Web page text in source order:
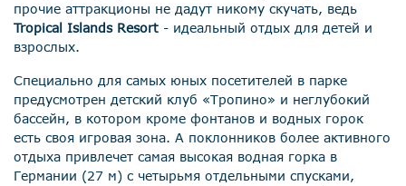
прочие аттракционы не дадут никому скучать, ведь
Tropical Islands Resort - идеальный отдых для детей и
взрослых.
Специально для самых юных посетителей в парке
предусмотрен детский клуб «Тропино» и неглубокий
бассейн, в котором кроме фонтанов и водных горок
есть своя игровая зона. А поклонников более активного
отдыха привлечет самая высокая водная горка в
Германии (27 м) с четырьмя отдельными спусками,